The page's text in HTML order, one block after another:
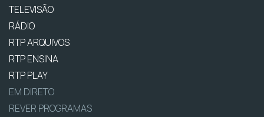
TELEVISÃO
RÁDIO
RTP ARQUIVOS
RTP ENSINA
RTP PLAY
EM DIRETO
REVER PROGRAMAS